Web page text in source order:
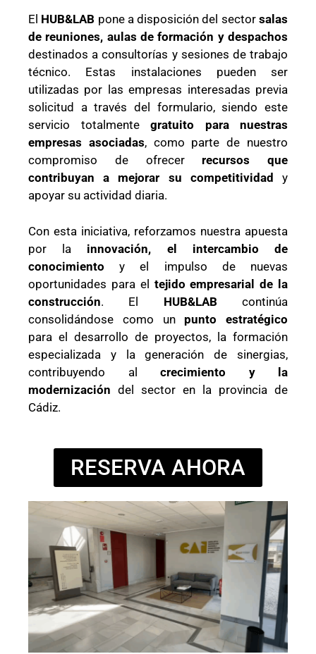
El HUB&LAB pone a disposición del sectorsalas
de reuniones, aulas de formación y despachos
destinados a consultorías y sesiones de trabajo
técnico. Estas instalaciones pueden ser
utilizadas por las empresas interesadas previa
solicitud a través del formulario, siendo este
servicio totalmente gratuito para nuestras
empresas asociadas, como parte de nuestro
compromiso de ofrecer recursos que
contribuyan a mejorar su competitividad
y
apoyar su actividad diaria.
Con esta iniciativa, reforzamos nuestra apuesta
por la innovación, el intercambio de
conocimiento y el impulso de nuevas
oportunidades para el tejido empresarial de la
construcción. El HUB&LAB continúa
consolidándose como un punto estratégico
para el desarrollo de proyectos, la formación
especializada y la generación de sinergias,
contribuyendo al crecimiento y la
modernización del sector en la provincia de
Cádiz.
RESERVA AHORA